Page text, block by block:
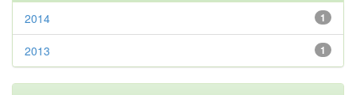
1
2014
1
2013